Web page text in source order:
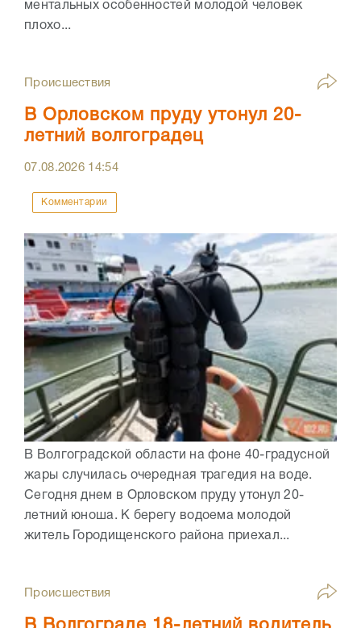
ментальных особенностей молодой человек
плохо...
Происшествия
В Орловском пруду утонул 20-
летний волгоградец
07.08.2026 14:54
Комментарии
В Волгоградской области на фоне 40-градусной
жары случилась очередная трагедия на воде.
Сегодня днем в Орловском пруду утонул 20-
летний юноша. К берегу водоема молодой
житель Городищенского района приехал...
Происшествия